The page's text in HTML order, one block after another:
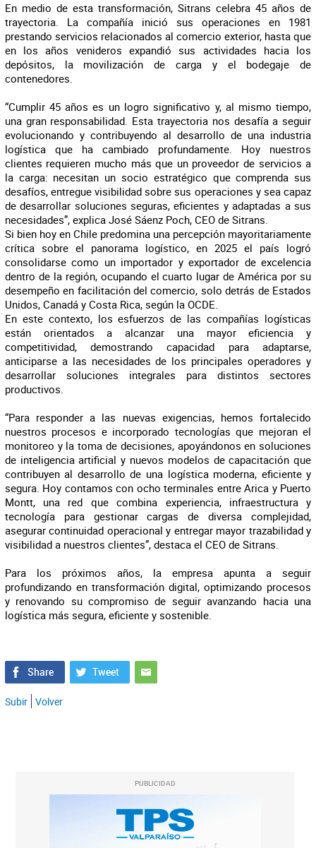
En medio de esta transformación, Sitrans celebra 45 años de
trayectoria. La compañía inició sus operaciones en 1981
prestando servicios relacionados al comercio exterior, hasta que
en los años venideros expandió sus actividades hacia los
depósitos, la movilización de carga y el bodegaje de
contenedores.
“Cumplir 45 años es un logro significativo y, al mismo tiempo,
una gran responsabilidad. Esta trayectoria nos desafía a seguir
evolucionando y contribuyendo al desarrollo de una industria
logística que ha cambiado profundamente. Hoy nuestros
clientes requieren mucho más que un proveedor de servicios a
la carga: necesitan un socio estratégico que comprenda sus
desafíos, entregue visibilidad sobre sus operaciones y sea capaz
de desarrollar soluciones seguras, eficientes y adaptadas a sus
necesidades”, explica José Sáenz Poch, CEO de Sitrans.
Si bien hoy en Chile predomina una percepción mayoritariamente
crítica sobre el panorama logístico, en 2025 el país logró
consolidarse como un importador y exportador de excelencia
dentro de la región, ocupando el cuarto lugar de América por su
desempeño en facilitación del comercio, solo detrás de Estados
Unidos, Canadá y Costa Rica, según la OCDE.
En este contexto, los esfuerzos de las compañías logísticas
están orientados a alcanzar una mayor eficiencia y
competitividad, demostrando capacidad para adaptarse,
anticiparse a las necesidades de los principales operadores y
desarrollar soluciones integrales para distintos sectores
productivos.
“Para responder a las nuevas exigencias, hemos fortalecido
nuestros procesos e incorporado tecnologías que mejoran el
monitoreo y la toma de decisiones, apoyándonos en soluciones
de inteligencia artificial y nuevos modelos de capacitación que
contribuyen al desarrollo de una logística moderna, eficiente y
segura. Hoy contamos con ocho terminales entre Arica y Puerto
Montt, una red que combina experiencia, infraestructura y
tecnología para gestionar cargas de diversa complejidad,
asegurar continuidad operacional y entregar mayor trazabilidad y
visibilidad a nuestros clientes”, destaca el CEO de Sitrans.
Para los próximos años, la empresa apunta a seguir
profundizando en transformación digital, optimizando procesos
y renovando su compromiso de seguir avanzando hacia una
logística más segura, eficiente y sostenible.
Subir Volver
PUBLICIDAD